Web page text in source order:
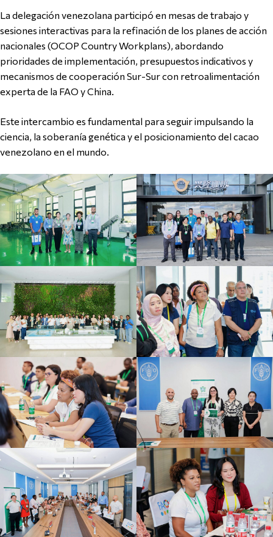
La delegación venezolana participó en mesas de trabajo y
sesiones interactivas para la refinación de los planes de acción
nacionales (OCOP Country Workplans), abordando
prioridades de implementación, presupuestos indicativos y
mecanismos de cooperación Sur-Sur con retroalimentación
experta de la FAO y China.
Este intercambio es fundamental para seguir impulsando la
ciencia, la soberanía genética y el posicionamiento del cacao
venezolano en el mundo.